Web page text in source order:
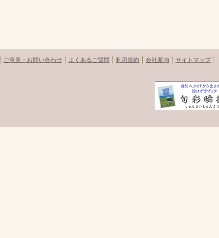
ご意見・お問い合わせ よくあるご質問 利用規約 会社案内 サイトマップ